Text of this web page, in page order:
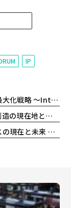
力：これからの
略」では、強力
テンツビジネス
か、その...
IP
BEE 2025 レポート
BEE2025レポート
BEE 2025 レポート